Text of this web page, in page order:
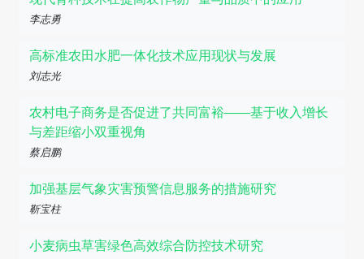
李志勇
高标准农田水肥一体化技术应用现状与发展
刘志光
农村电子商务是否促进了共同富裕——基于收入增长
与差距缩小双重视角
蔡启鹏
加强基层气象灾害预警信息服务的措施研究
靳宝柱
小麦病虫草害绿色高效综合防控技术研究